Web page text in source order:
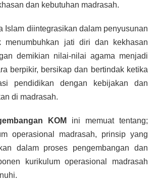
dan kebutuhan madrasah.
Islam diintegrasikan dalam penyusunan
menumbuhkan jati diri dan kekhasan
demikian nilai-nilai agama menjadi
berpikir, bersikap dan bertindak ketika
pendidikan dengan kebijakan dan
di madrasah.
KOM ini memuat tentang;
operasional madrasah, prinsip yang
dalam proses pengembangan dan
kurikulum operasional madrasah